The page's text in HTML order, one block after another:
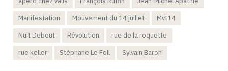
Manifestation
Mouvement du 14 juillet
Mvt14
Nuit Debout
Révolution
rue de la roquette
rue keller
Stéphane Le Foll Sylvain Baron